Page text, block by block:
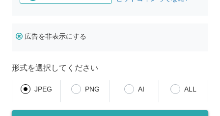
広告を非表示にする
形式を選択してください
JPEG PNG AI ALL